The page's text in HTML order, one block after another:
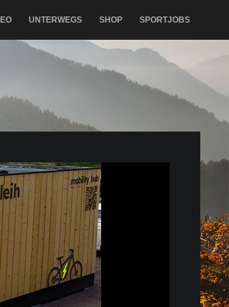
UNTERWEGS SHOP SPORTJOBS